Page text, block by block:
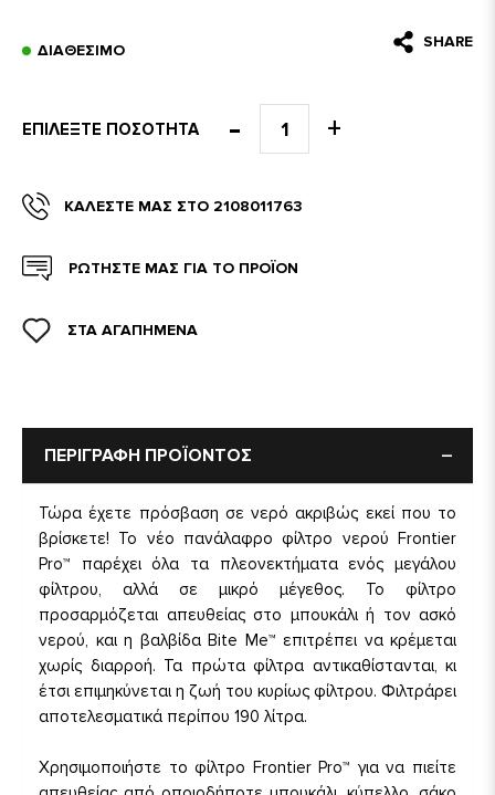
ΔΙΑΘΈΣΙΜΟ SHARE
ΕΠΙΛΈΞΤΕ ΠΟΣΌΤΗΤΑ
ΚΑΛΈΣΤΕ ΜΑΣ ΣΤΟ 2108011763
ΣΤΑ ΑΓΑΠΗΜΕΝΑ
ΡΩΤΗΣΤΕ ΜΑΣ ΓΙΑ ΤΟ ΠΡΟΪΟΝ
ΠΕΡΙΓΡΑΦΗ ΠΡΟΪΟΝΤΟΣ
Τώρα έχετε πρόσβαση σε νερό ακριβώς εκεί που το
βρίσκετε! Το νέο πανάλαφρο φίλτρο νερού Frontier
Pro™ παρέχει όλα τα πλεονεκτήματα ενός μεγάλου
φίλτρου, αλλά σε μικρό μέγεθος. Το φίλτρο
προσαρμόζεται απευθείας στο μπουκάλι ή τον ασκό
νερού, και η βαλβίδα Bite Me™ επιτρέπει να κρέμεται
χωρίς διαρροή. Τα πρώτα φίλτρα αντικαθίστανται, κι
έτσι επιμηκύνεται η ζωή του κυρίως φίλτρου. Φιλτράρει
αποτελεσματικά περίπου 190 λίτρα.
Χρησιμοποιήστε το φίλτρο Frontier Pro™ για να πιείτε